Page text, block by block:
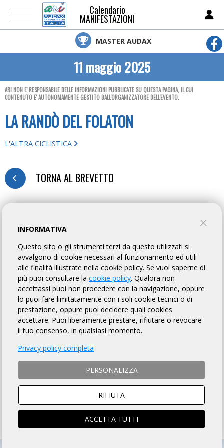
Calendario
MANIFESTAZIONI
MASTER AUDAX
11 maggio 2025
ARI NON E' RESPONSABILE DELLE INFORMAZIONI PUBBLICATE SU QUESTA PAGINA, IL CUI
CONTENUTO E' AUTONOMAMENTE GESTITO DALL'ORGANIZZATORE DELL'EVENTO.
LA RANDÒ DEL FOLATON
L'ALTRA CICLISTICA
TORNA AL BREVETTO
HOW TO REGISTER
HOW TO PAY THE FEE
NON-REGISTERED CYCLISTS ARE ALLOWED TO ENTER
with request for daily insurance contribution of € 15.00
be uploaded and validated on DataHealth
(see here)
ISCRIZIONI CHIUSE
INFORMATIVA
Questo sito o gli strumenti terzi da questo utilizzati si
avvalgono di cookie necessari al funzionamento ed utili
alle finalità illustrate nella cookie policy. Se vuoi saperne di
più puoi consultare lacookie policy. Qualora non
accettassi puoi non procedere con la navigazione, oppure
lo puoi fare limitatamente con i soli cookie tecnici o di
prestazione, oppure puoi decidere quali cookies
accettare. Puoi liberamente prestare, rifiutare o revocare
il tuo consenso, in qualsiasi momento.
Privacy policy completa
PERSONALIZZA
RIFIUTA
ACCETTA TUTTI